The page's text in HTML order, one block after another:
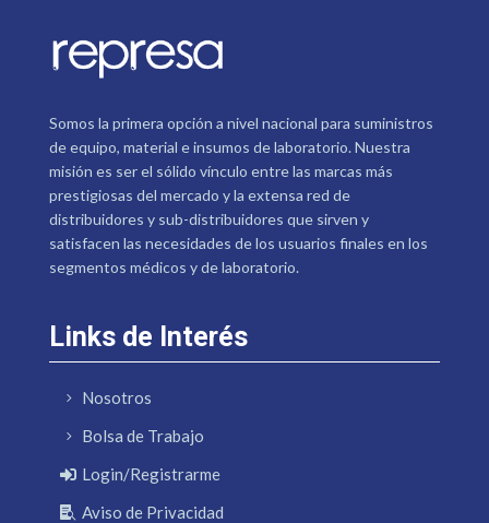
Somos la primera opción a nivel nacional para suministros
de equipo, material e insumos de laboratorio. Nuestra
misión es ser el sólido vínculo entre las marcas más
prestigiosas del mercado y la extensa red de
distribuidores y sub-distribuidores que sirven y
satisfacen las necesidades de los usuarios finales en los
segmentos médicos y de laboratorio.
Links de Interés
Nosotros
Bolsa de Trabajo
Login/Registrarme
Aviso de Privacidad